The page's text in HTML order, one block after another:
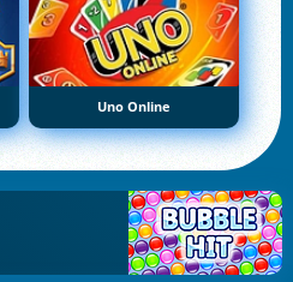
Uno Online